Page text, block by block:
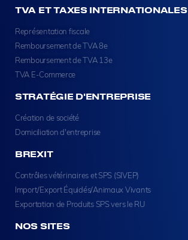
TVA ET TAXES INTERNATIONALES
Représentation fiscale
Remboursement de TVA 8e
Remboursement de TVA 13e
TVA E-Commerce
STRATÉGIE D'ENTREPRISE
Création de société
Domiciliation d'entreprise
BREXIT
Contrôles vétérinaires et SPS (SIVEP)
Import/Export Équidés/Animaux Vivants
Exportation de Produits SPS vers le RU
NOS SITES